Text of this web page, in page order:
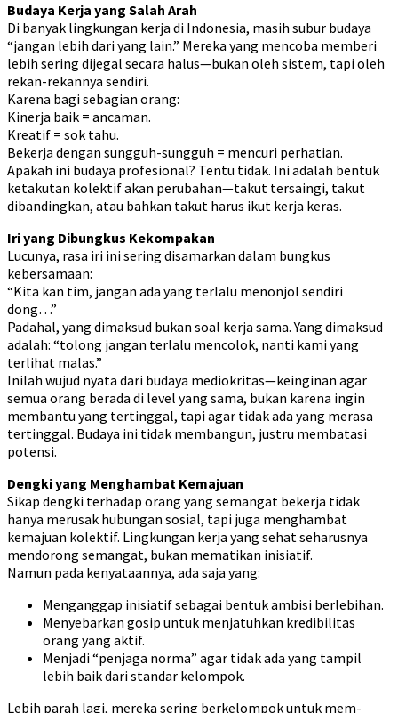
Budaya Kerja yang Salah Arah
Di banyak lingkungan kerja di Indonesia, masih subur budaya
“jangan lebih dari yang lain.” Mereka yang mencoba memberi
lebih sering dijegal secara halus—bukan oleh sistem, tapi oleh
rekan-rekannya sendiri.
Karena bagi sebagian orang:
Kinerja baik = ancaman.
Kreatif = sok tahu.
Bekerja dengan sungguh-sungguh = mencuri perhatian.
Apakah ini budaya profesional? Tentu tidak. Ini adalah bentuk
ketakutan kolektif akan perubahan—takut tersaingi, takut
dibandingkan, atau bahkan takut harus ikut kerja keras.
Iri yang Dibungkus Kekompakan
Lucunya, rasa iri ini sering disamarkan dalam bungkus
kebersamaan:
“Kita kan tim, jangan ada yang terlalu menonjol sendiri
dong…”
Padahal, yang dimaksud bukan soal kerja sama. Yang dimaksud
adalah: “tolong jangan terlalu mencolok, nanti kami yang
terlihat malas.”
Inilah wujud nyata dari budaya mediokritas—keinginan agar
semua orang berada di level yang sama, bukan karena ingin
membantu yang tertinggal, tapi agar tidak ada yang merasa
tertinggal. Budaya ini tidak membangun, justru membatasi
potensi.
Dengki yang Menghambat Kemajuan
Sikap dengki terhadap orang yang semangat bekerja tidak
hanya merusak hubungan sosial, tapi juga menghambat
kemajuan kolektif. Lingkungan kerja yang sehat seharusnya
mendorong semangat, bukan mematikan inisiatif.
Namun pada kenyataannya, ada saja yang:
Menganggap inisiatif sebagai bentuk ambisi berlebihan.
Menyebarkan gosip untuk menjatuhkan kredibilitas
orang yang aktif.
Menjadi “penjaga norma” agar tidak ada yang tampil
lebih baik dari standar kelompok.
Lebih parah lagi, mereka sering berkelompok untuk mem-